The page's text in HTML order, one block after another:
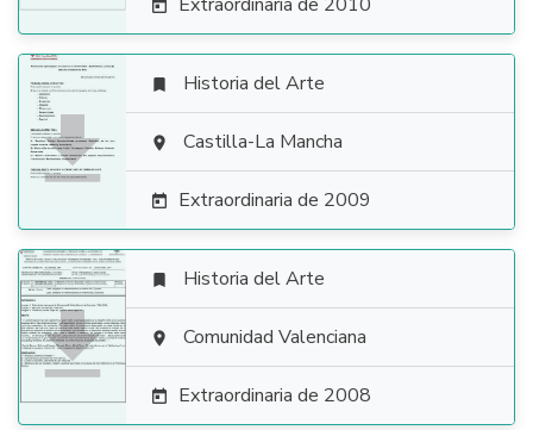


 Historia del Arte
 Castilla-La Mancha
 Extraordinaria de 2009

 Historia del Arte
 Comunidad Valenciana
 Extraordinaria de 2008